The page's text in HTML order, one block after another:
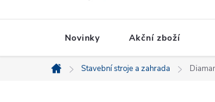
Novinky Akční zboží
Domů
Stavební stroje a zahrada